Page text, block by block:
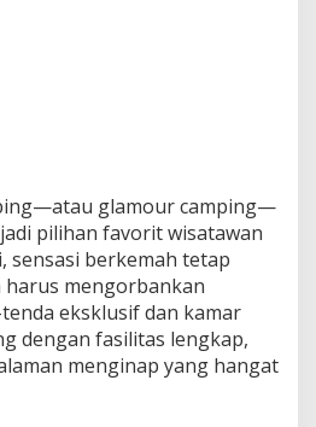
glamour camping—
pilihan favorit wisatawan
sensasi berkemah tetap
mengorbankan
eksklusif dan kamar
dengan fasilitas lengkap,
menginap yang hangat